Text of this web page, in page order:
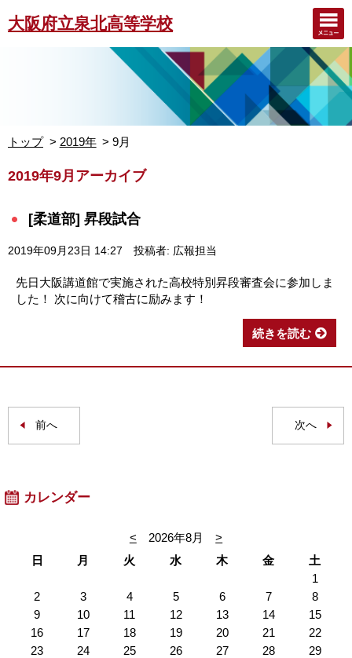
大阪府立泉北高等学校
トップ 2019年 9月
2019年9月アーカイブ
[柔道部] 昇段試合
2019年09月23日 14:27 投稿者: 広報担当
先日大阪講道館で実施された高校特別昇段審査会に参加しま
した！ 次に向けて稽古に励みます！
続きを読む
前へ 次へ
カレンダー
< 2026年8月
>
日
月 火 水 木 金
土
1
2
3 4 5 6 7
8
9
10 11 12 13 14
15
16
17 18 19 20 21
22
23
24 25 26 27 28
29